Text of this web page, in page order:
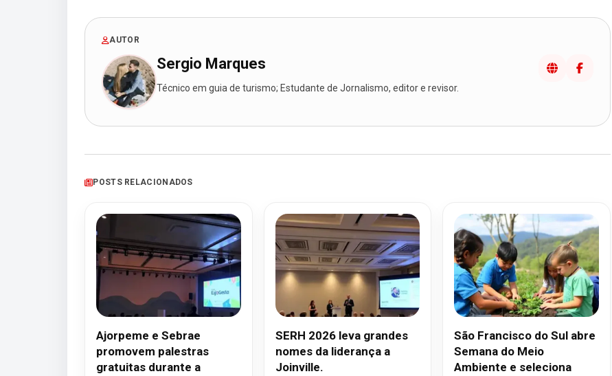
AUTOR
Sergio Marques
Técnico em guia de turismo; Estudante de Jornalismo, editor e revisor.
POSTS RELACIONADOS
Ajorpeme e Sebrae
promovem palestras
gratuitas durante a
SERH 2026 leva grandes
nomes da liderança a
Joinville.
São Francisco do Sul abre
Semana do Meio
Ambiente e seleciona